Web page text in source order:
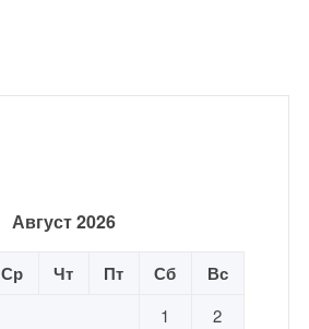
Август 2026
Ср Чт Пт Сб Вс
1
2